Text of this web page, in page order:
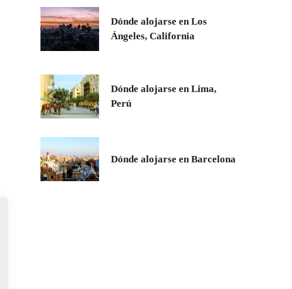
Dónde alojarse en Los
Ángeles, California
Dónde alojarse en Lima,
Perú
Dónde alojarse en Barcelona